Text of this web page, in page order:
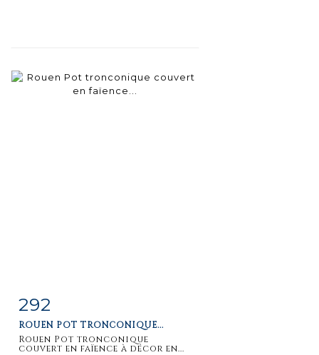
Item detail
292
ROUEN POT TRONCONIQUE...
Rouen Pot tronconique
couvert en faïence à décor en...